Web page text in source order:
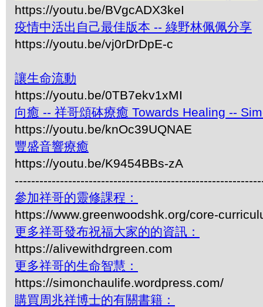
https://youtu.be/BVgcADX3keI
疫情中活出自己最佳版本 -- 綠野林佩佩分享
https://youtu.be/vj0rDrDpE-c
讓生命流動
https://youtu.be/0TB7ekv1xMI
向癒 -- 祥哥頌砵療癒 Towards Healing --
https://youtu.be/knOc39UQNAE
豐盛音響療癒
https://youtu.be/K9454BBs-zA
參加祥哥的靈修課程：
https://www.greenwoodshk.org/core-
更多祥哥發布祝福大家的的資訊：
https://alivewithdrgreen.com
更多祥哥的生命智慧：
https://simonchaulife.wordpress.com/
購買周兆祥博士的有關書籍：